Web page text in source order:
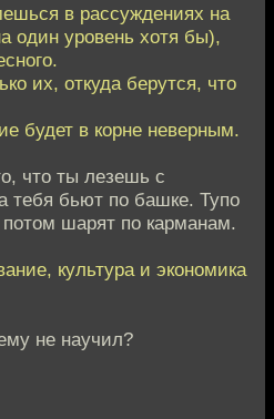
в рассуждениях на
один уровень хотя бы),
их, откуда берутся, что
будет в корне неверным.
что ты лезешь с
тебя бьют по башке. Тупо
шарят по карманам.
культура и экономика
не научил?